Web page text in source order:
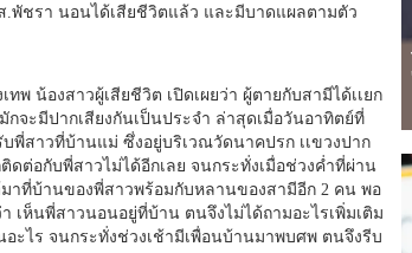
พัชรา นอนได้เสียชีวิตแล้ว และมีบาดแผลตามตัว
น้องสาวผู้เสียชีวิต เปิดเผยว่า ผู้ตายกับสามีได้เเยก
จะมีปากเสียงกันเป็นประจำ ล่าสุดเมื่อวันอาทิตย์ที่
พี่สาวที่บ้านแม่ ซึ่งอยู่บริเวณวัดนาคปรก เเขวงปาก
ต่อกับพี่สาวไม่ได้อีกเลย จนกระทั่งเมื่อช่วงค่ำที่ผ่าน
าที่บ้านของพี่สาวพร้อมกับหลานของสามีอีก 2 คน พอ
เห็นพี่สาวนอนอยู่ที่บ้าน ตนจึงไม่ได้ถามอะไรเพิ่มเติม
ะไร จนกระทั่งช่วงเช้ามีเพื่อนบ้านมาพบศพ ตนจึงรีบ